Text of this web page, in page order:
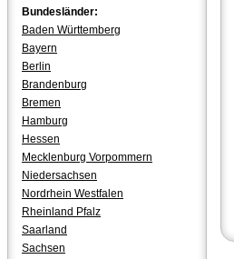
Bundesländer:
Baden Württemberg
Bayern
Berlin
Brandenburg
Bremen
Hamburg
Hessen
Mecklenburg Vorpommern
Niedersachsen
Nordrhein Westfalen
Rheinland Pfalz
Saarland
Sachsen